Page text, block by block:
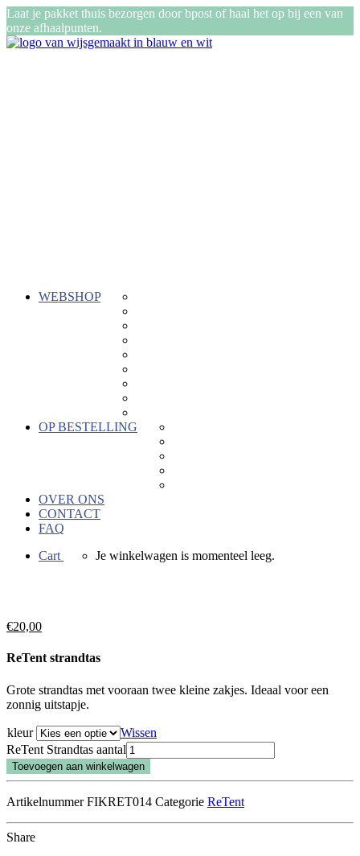
Laat je pakket thuis bezorgen door bpost of haal het op bij een van
onze afhaalpunten.
WEBSHOP
OP BESTELLING
OVER ONS
CONTACT
FAQ
Cart
Je winkelwagen is momenteel leeg.
€20,00
ReTent strandtas
Grote strandtas met vooraan twee kleine zakjes. Ideaal voor een
zonnig uitstapje.
kleur
Wissen
ReTent Strandtas aantal
Toevoegen aan winkelwagen
Artikelnummer FIKRET014 Categorie ReTent
Share